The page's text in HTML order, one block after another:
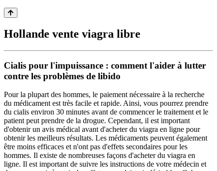
Hollande vente viagra libre
Cialis pour l'impuissance : comment l'aider à lutter
contre les problèmes de libido
Pour la plupart des hommes, le paiement nécessaire à la recherche
du médicament est très facile et rapide. Ainsi, vous pourrez prendre
du cialis environ 30 minutes avant de commencer le traitement et le
patient peut prendre de la drogue. Cependant, il est important
d'obtenir un avis médical avant d'acheter du viagra en ligne pour
obtenir les meilleurs résultats. Les médicaments peuvent également
être moins efficaces et n'ont pas d'effets secondaires pour les
hommes. Il existe de nombreuses façons d'acheter du viagra en
ligne. Il est important de suivre les instructions de votre médecin et